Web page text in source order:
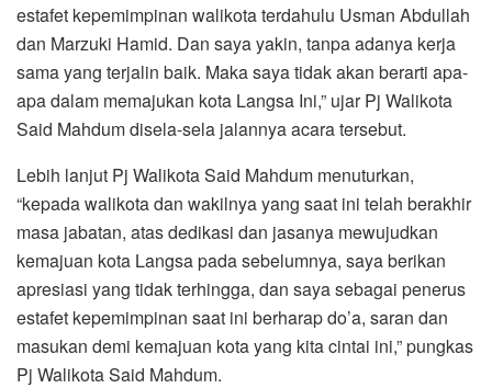
estafet kepemimpinan walikota terdahulu Usman Abdullah
dan Marzuki Hamid. Dan saya yakin, tanpa adanya kerja
sama yang terjalin baik. Maka saya tidak akan berarti apa-
apa dalam memajukan kota Langsa Ini,” ujar Pj Walikota
Said Mahdum disela-sela jalannya acara tersebut.
Lebih lanjut Pj Walikota Said Mahdum menuturkan,
“kepada walikota dan wakilnya yang saat ini telah berakhir
masa jabatan, atas dedikasi dan jasanya mewujudkan
kemajuan kota Langsa pada sebelumnya, saya berikan
apresiasi yang tidak terhingga, dan saya sebagai penerus
estafet kepemimpinan saat ini berharap do’a, saran dan
masukan demi kemajuan kota yang kita cintai ini,” pungkas
Pj Walikota Said Mahdum.